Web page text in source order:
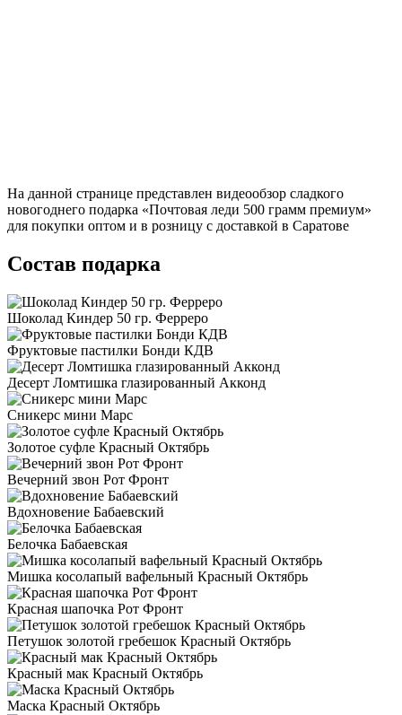
На данной странице представлен видеообзор сладкого
новогоднего подарка «Почтовая леди 500 грамм премиум»
для покупки оптом и в розницу с доставкой в Саратове
Состав подарка
Шоколад Киндер 50 гр. Ферреро
Фруктовые пастилки Бонди КДВ
Десерт Ломтишка глазированный Акконд
Сникерс мини Марс
Золотое суфле Красный Октябрь
Вечерний звон Рот Фронт
Вдохновение Бабаевский
Белочка Бабаевская
Мишка косолапый вафельный Красный Октябрь
Красная шапочка Рот Фронт
Петушок золотой гребешок Красный Октябрь
Красный мак Красный Октябрь
Маска Красный Октябрь